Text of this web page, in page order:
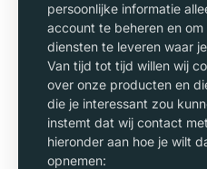
persoonlijke informatie
account te beheren en
diensten te leveren waar
Van tijd tot tijd willen wij
over onze producten en
die je interessant zou
instemt dat wij contact
hieronder aan hoe je wilt
opnemen: